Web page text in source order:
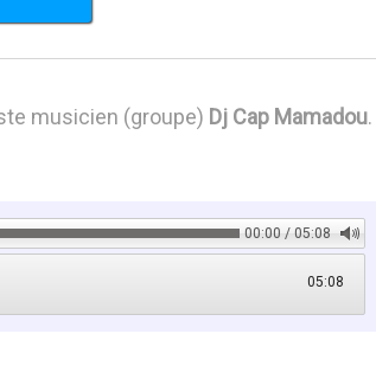
musicien (groupe) Dj Cap Mamadou.
00:00 / 05:08
05:08